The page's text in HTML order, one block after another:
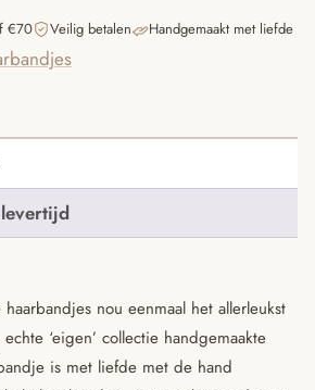
€70 Veilig betalen Handgemaakt met liefde
nou eenmaal het allerleukst
‘eigen’ collectie handgemaakte
is met liefde met de hand